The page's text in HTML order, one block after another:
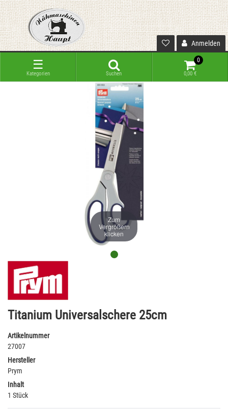
Anmelden
☰
Kategorien Suchen
0
0,00 €
Zum
Vergrößern
klicken
Titanium Universalschere 25cm
Artikelnummer
27007
Hersteller
Prym
Inhalt
1 Stück